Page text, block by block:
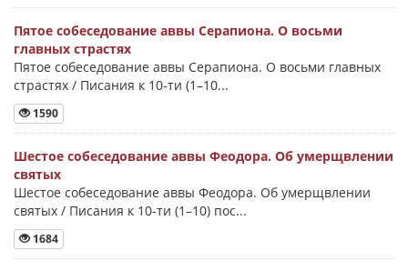
Пятое собеседование аввы Серапиона. О восьми
главных страстях
Пятое собеседование аввы Серапиона. О восьми главных
страстях / Писания к 10-ти (1–10...
1590
Шестое собеседование аввы Феодора. Об умерщвлении
святых
Шестое собеседование аввы Феодора. Об умерщвлении
святых / Писания к 10-ти (1–10) пос...
1684